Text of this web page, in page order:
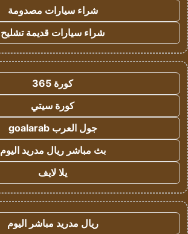
شراء سيارات مصدومة
شراء سيارات قديمة تشليح
كورة 365
كورة سيتي
جول العرب goalarab
بث مباشر ريال مدريد اليوم
يلا لايف
ريال مدريد مباشر اليوم